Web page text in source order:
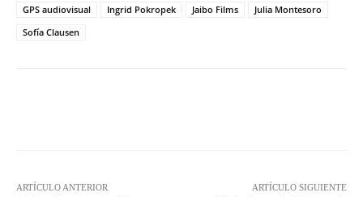
GPS audiovisual Ingrid Pokropek Jaibo Films
Julia Montesoro
Sofía Clausen
ARTÍCULO ANTERIOR ARTÍCULO SIGUIENTE